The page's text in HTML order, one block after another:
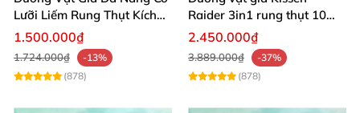
Lưỡi Liếm Rung Thụt Kích
Thích Cao Cấp
1.500.000₫
1.724.000₫
-13%
(878)
Raider 3in1 rung thụt 10
chế độ, chống nước
2.450.000₫
3.889.000₫
-37%
(878)